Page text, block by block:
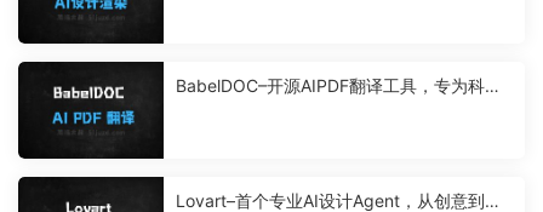
BabelDOC–开源AIPDF翻译工具，专为科学
Lovart–首个专业AI设计Agent，从创意到交